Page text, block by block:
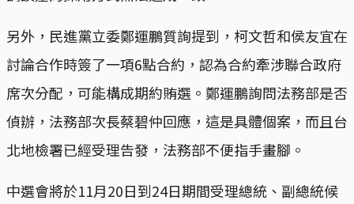
另外，民進黨立委鄭運鵬質詢提到，柯文哲和侯友宜在
討論合作時簽了一項6點合約，認為合約牽涉聯合政府
席次分配，可能構成期約賄選。鄭運鵬詢問法務部是否
偵辦，法務部次長蔡碧仲回應，這是具體個案，而且台
北地檢署已經受理告發，法務部不便指手畫腳。
中選會將於11月20日到24日期間受理總統、副總統候